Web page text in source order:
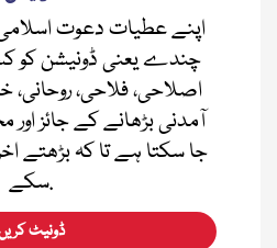
اپنے عطیات دعوت
چندے یعنی ڈونیشن کو
اصلاحی، فلاحی، روحانی،
آمدنی بڑھانے کے جائز اور
جا سکتا ہے تا کہ بڑھتے
سکے.
ڈونیٹ